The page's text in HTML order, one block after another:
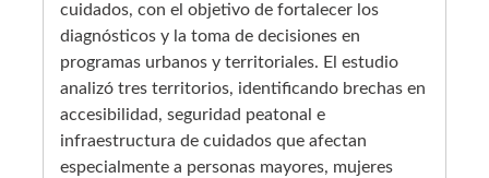
cuidados, con el objetivo de fortalecer los
diagnósticos y la toma de decisiones en
programas urbanos y territoriales. El estudio
analizó tres territorios, identificando brechas en
accesibilidad, seguridad peatonal e
infraestructura de cuidados que afectan
especialmente a personas mayores, mujeres